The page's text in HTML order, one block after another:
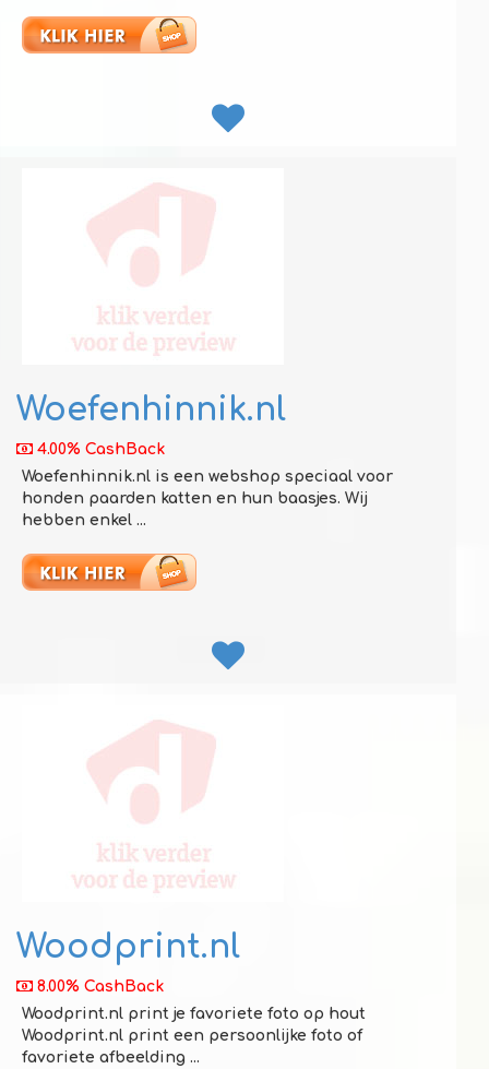
Woefenhinnik.nl
4.00% CashBack
Woefenhinnik.nl is een webshop speciaal voor
honden paarden katten en hun baasjes. Wij
hebben enkel ...
Woodprint.nl
8.00% CashBack
Woodprint.nl print je favoriete foto op hout
Woodprint.nl print een persoonlijke foto of
favoriete afbeelding ...